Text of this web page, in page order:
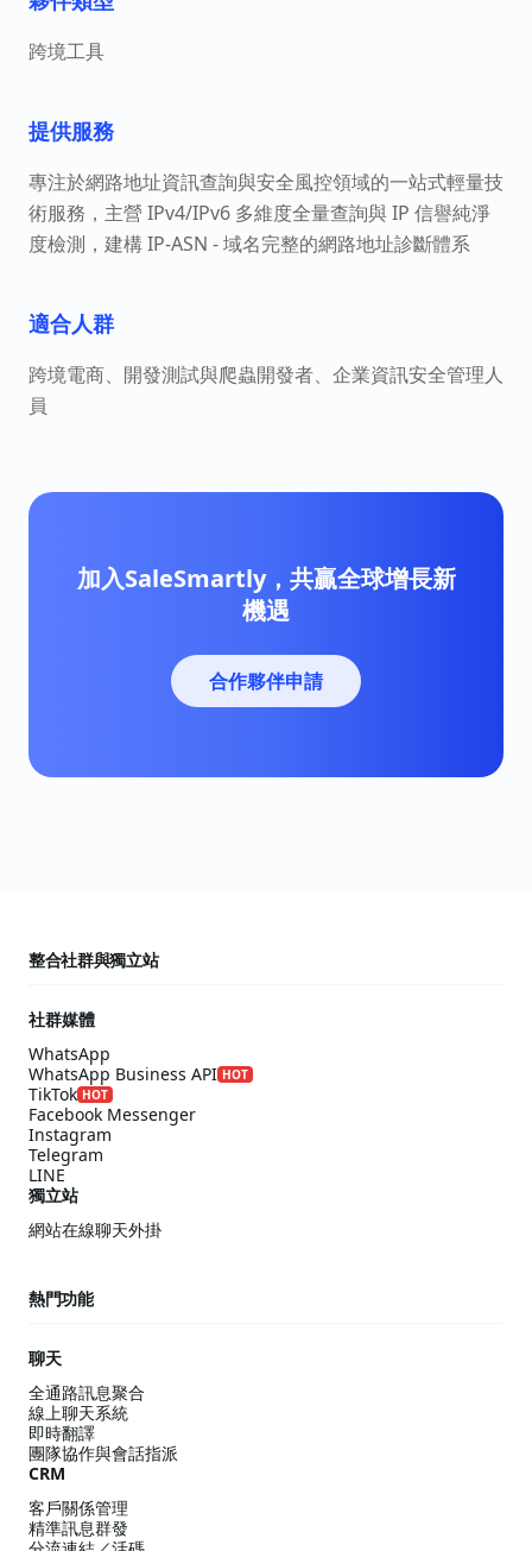
跨境工具
提供服務
專注於網路地址資訊查詢與安全風控領域的一站式輕量技
術服務，主營 IPv4/IPv6 多維度全量查詢與 IP 信譽純淨
度檢測，建構 IP-ASN - 域名完整的網路地址診斷體系
適合人群
跨境電商、開發測試與爬蟲開發者、企業資訊安全管理人
員
加入SaleSmartly，共贏全球增長新
機遇
合作夥伴申請
整合社群與獨立站
社群媒體
WhatsApp
WhatsApp Business API HOT
TikTok HOT
Facebook Messenger
Instagram
Telegram
LINE
獨立站
網站在線聊天外掛
熱門功能
聊天
全通路訊息聚合
線上聊天系統
即時翻譯
團隊協作與會話指派
CRM
客戶關係管理
精準訊息群發